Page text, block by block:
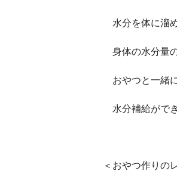
水分を体に溜
身体の水分量
おやつと一緒
水分補給ができ
＜おやつ作りの